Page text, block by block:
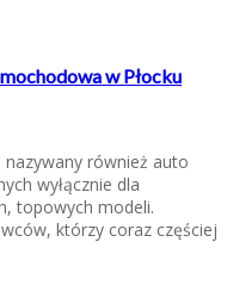
w Płocku
nazywany również auto
wyłącznie dla
topowych modeli.
którzy coraz częściej